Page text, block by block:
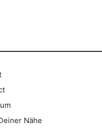
Nähe